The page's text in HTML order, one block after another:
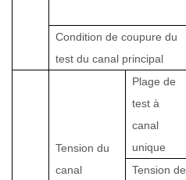
Condition de coupure du
test du canal principal
Tension du
canal
Plage de
test à
canal
unique
Tension de